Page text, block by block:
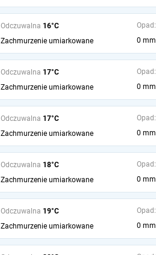
Odczuwalna 16°C
Zachmurzenie umiarkowane
Opad:
0 mm
Odczuwalna 17°C
Zachmurzenie umiarkowane
Opad:
0 mm
Odczuwalna 17°C
Zachmurzenie umiarkowane
Opad:
0 mm
Odczuwalna 18°C
Zachmurzenie umiarkowane
Opad:
0 mm
Odczuwalna 19°C
Zachmurzenie umiarkowane
Opad:
0 mm